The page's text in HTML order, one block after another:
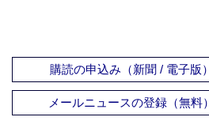
購読の申込み（新聞 / 電子版）
メールニュースの登録（無料）